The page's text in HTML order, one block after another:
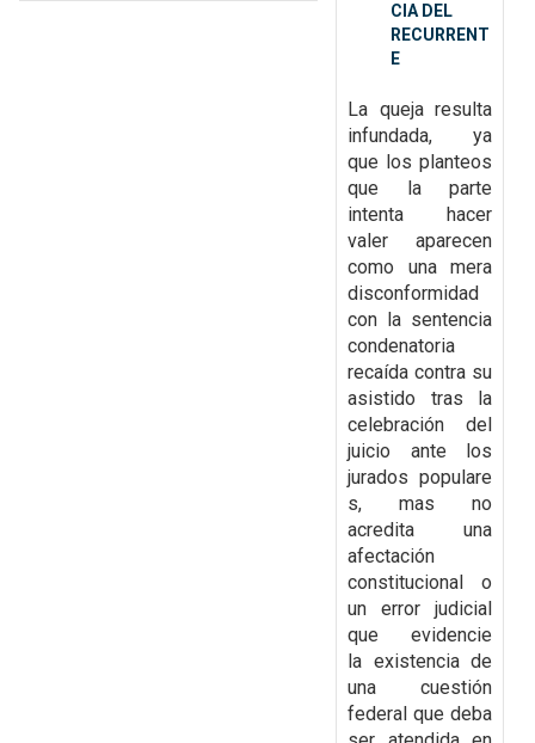
CIA DEL
RECURRENT
E
La queja resulta
infundada, ya
que los planteos
que la parte
intenta hacer
valer aparecen
como una mera
disconformidad
con la sentencia
condenatoria
recaída contra su
asistido tras la
celebración del
juicio ante los
jurados populare
s, mas no
acredita una
afectación
constitucional o
un error judicial
que evidencie
la existencia de
una cuestión
federal que deba